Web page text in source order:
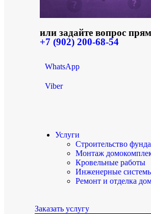
или задайте вопрос
+7 (902) 200-68-54
WhatsApp
Viber
Услуги
Строительство
Монтаж
Кровельные работы
Инженерные
Ремонт и отделка
Заказать услугу